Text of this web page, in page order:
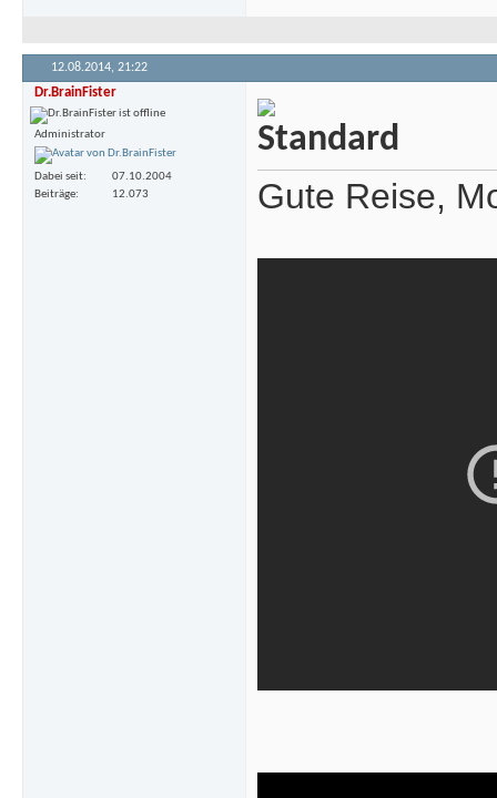
12.08.2014, 21:22
Dr.BrainFister
Administrator
Dabei seit
07.10.2004
Beiträge
12.073 Gute Reise,